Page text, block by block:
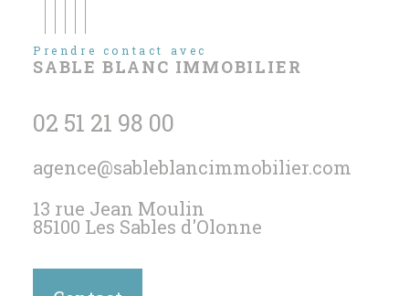
Prendre contact avec
SABLE BLANC IMMOBILIER
02 51 21 98 00
agence@sableblancimmobilier.com
13 rue Jean Moulin
85100 Les Sables d'Olonne